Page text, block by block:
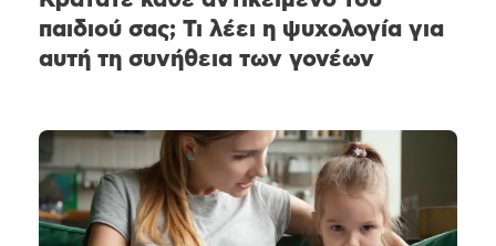
παιδιού σας; Τι λέει η ψυχολογία για
αυτή τη συνήθεια των γονέων